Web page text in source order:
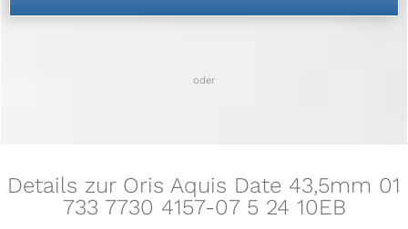
oder
Details zur Oris Aquis Date 43,5mm 01
733 7730 4157-07 5 24 10EB